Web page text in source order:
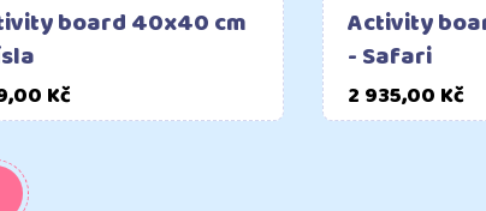
board 40x40 cm
KčCena
Activity
- Safari
2 935,00 Kč